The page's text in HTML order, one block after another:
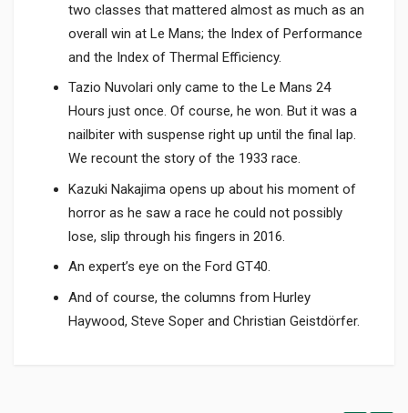
two classes that mattered almost as much as an
overall win at Le Mans; the Index of Performance
and the Index of Thermal Efficiency.
Tazio Nuvolari only came to the Le Mans 24
Hours just once. Of course, he won. But it was a
nailbiter with suspense right up until the final lap.
We recount the story of the 1933 race.
Kazuki Nakajima opens up about his moment of
horror as he saw a race he could not possibly
lose, slip through his fingers in 2016.
An expert’s eye on the Ford GT40.
And of course, the columns from Hurley
Haywood, Steve Soper and Christian Geistdörfer.